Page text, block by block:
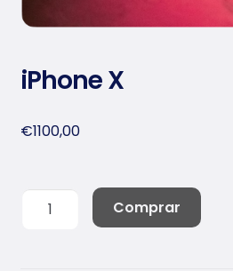
iPhone X
€1100,00
Comprar